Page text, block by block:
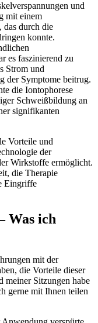
und
mit einem
das durch ⁢die
konnte.
es faszinierend zu
Strom‌ und
der Symptome beitrug.
die Iontophorese
Schweißbildung an
signifikanten‌
Vorteile und
der
Wirkstoffe ermöglicht.
die Therapie
Eingriffe
‍Was ich
mit der⁤
die Vorteile ⁣dieser
meiner Sitzungen habe
‌gerne mit Ihnen ⁢teilen